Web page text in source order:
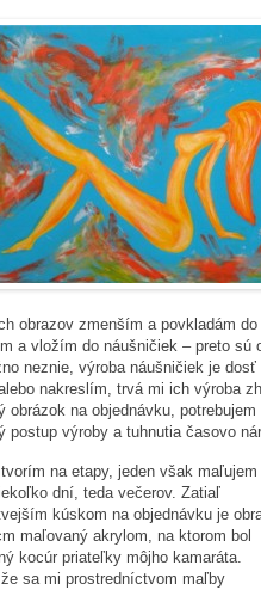
obrazov zmenším a povkladám
a vložím do náušničiek – preto
neznie, výroba náušničiek je
nakreslím, trvá mi ich výroba
obrázok na objednávku,
postup výroby a tuhnutia časovo
na etapy, jeden však maľujem
dní, teda večerov. Zatiaľ
kúskom na objednávku je
maľovaný akrylom, na ktorom bol
kocúr priateľky môjho kamaráta.
že sa mi prostredníctvom maľby